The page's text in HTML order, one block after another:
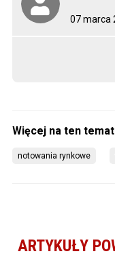
07 marca
notowania rynkowe
ARTYKUŁY